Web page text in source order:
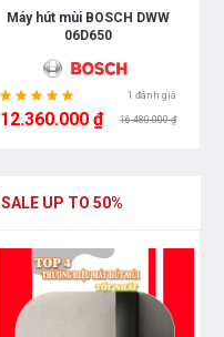
Máy hút mùi BOSCH DWW
06D650
1 đánh giá
12.360.000 ₫ 16.480.000 ₫
SALE UP TO 50%